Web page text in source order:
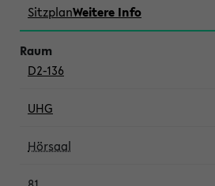
SitzplanWeitere Info
D2-136
UHG
Hörsaal